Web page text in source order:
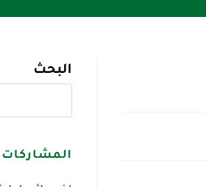
البحث
المشاركات